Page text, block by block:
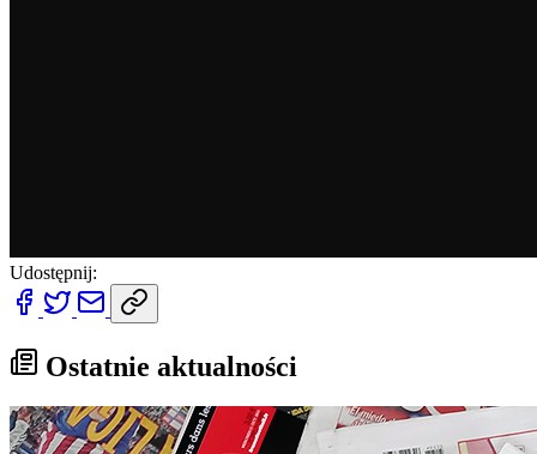
Udostępnij:
Ostatnie aktualności